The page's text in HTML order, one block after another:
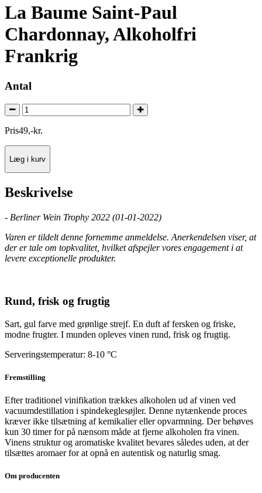
La Baume Saint-Paul
Chardonnay, Alkoholfri
Frankrig
Antal
Pris49,-kr.
Læg i kurv
Beskrivelse
- Berliner Wein Trophy 2022 (01-01-2022)
Varen er tildelt denne fornemme anmeldelse. Anerkendelsen viser, at
der er tale om topkvalitet, hvilket afspejler vores engagement i at
levere exceptionelle produkter.
Rund, frisk og frugtig
Sart, gul farve med grønlige strejf. En duft af fersken og friske,
modne frugter. I munden opleves vinen rund, frisk og frugtig.
Serveringstemperatur: 8-10 °C
Fremstilling
Efter traditionel vinifikation trækkes alkoholen ud af vinen ved
vacuumdestillation i spindekeglesøjler. Denne nytænkende proces
kræver ikke tilsætning af kemikalier eller opvarmning. Der behøves
kun 30 timer for på nænsom måde at fjerne alkoholen fra vinen.
Vinens struktur og aromatiske kvalitet bevares således uden, at der
tilsættes aromaer for at opnå en autentisk og naturlig smag.
Om producenten